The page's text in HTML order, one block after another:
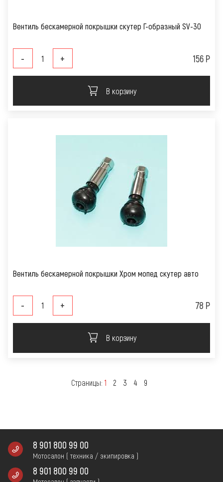
Вентиль бескамерной покрышки скутер Г-образный SV-30
- + 156 Р
В корзину
Вентиль бескамерной покрышки Хром мопед скутер авто
- + 78 Р
В корзину
Страницы: 1 2 3 4 9
8 901 800 99 00
Мотосалон ( техника / экипировка )
8 901 800 99 00